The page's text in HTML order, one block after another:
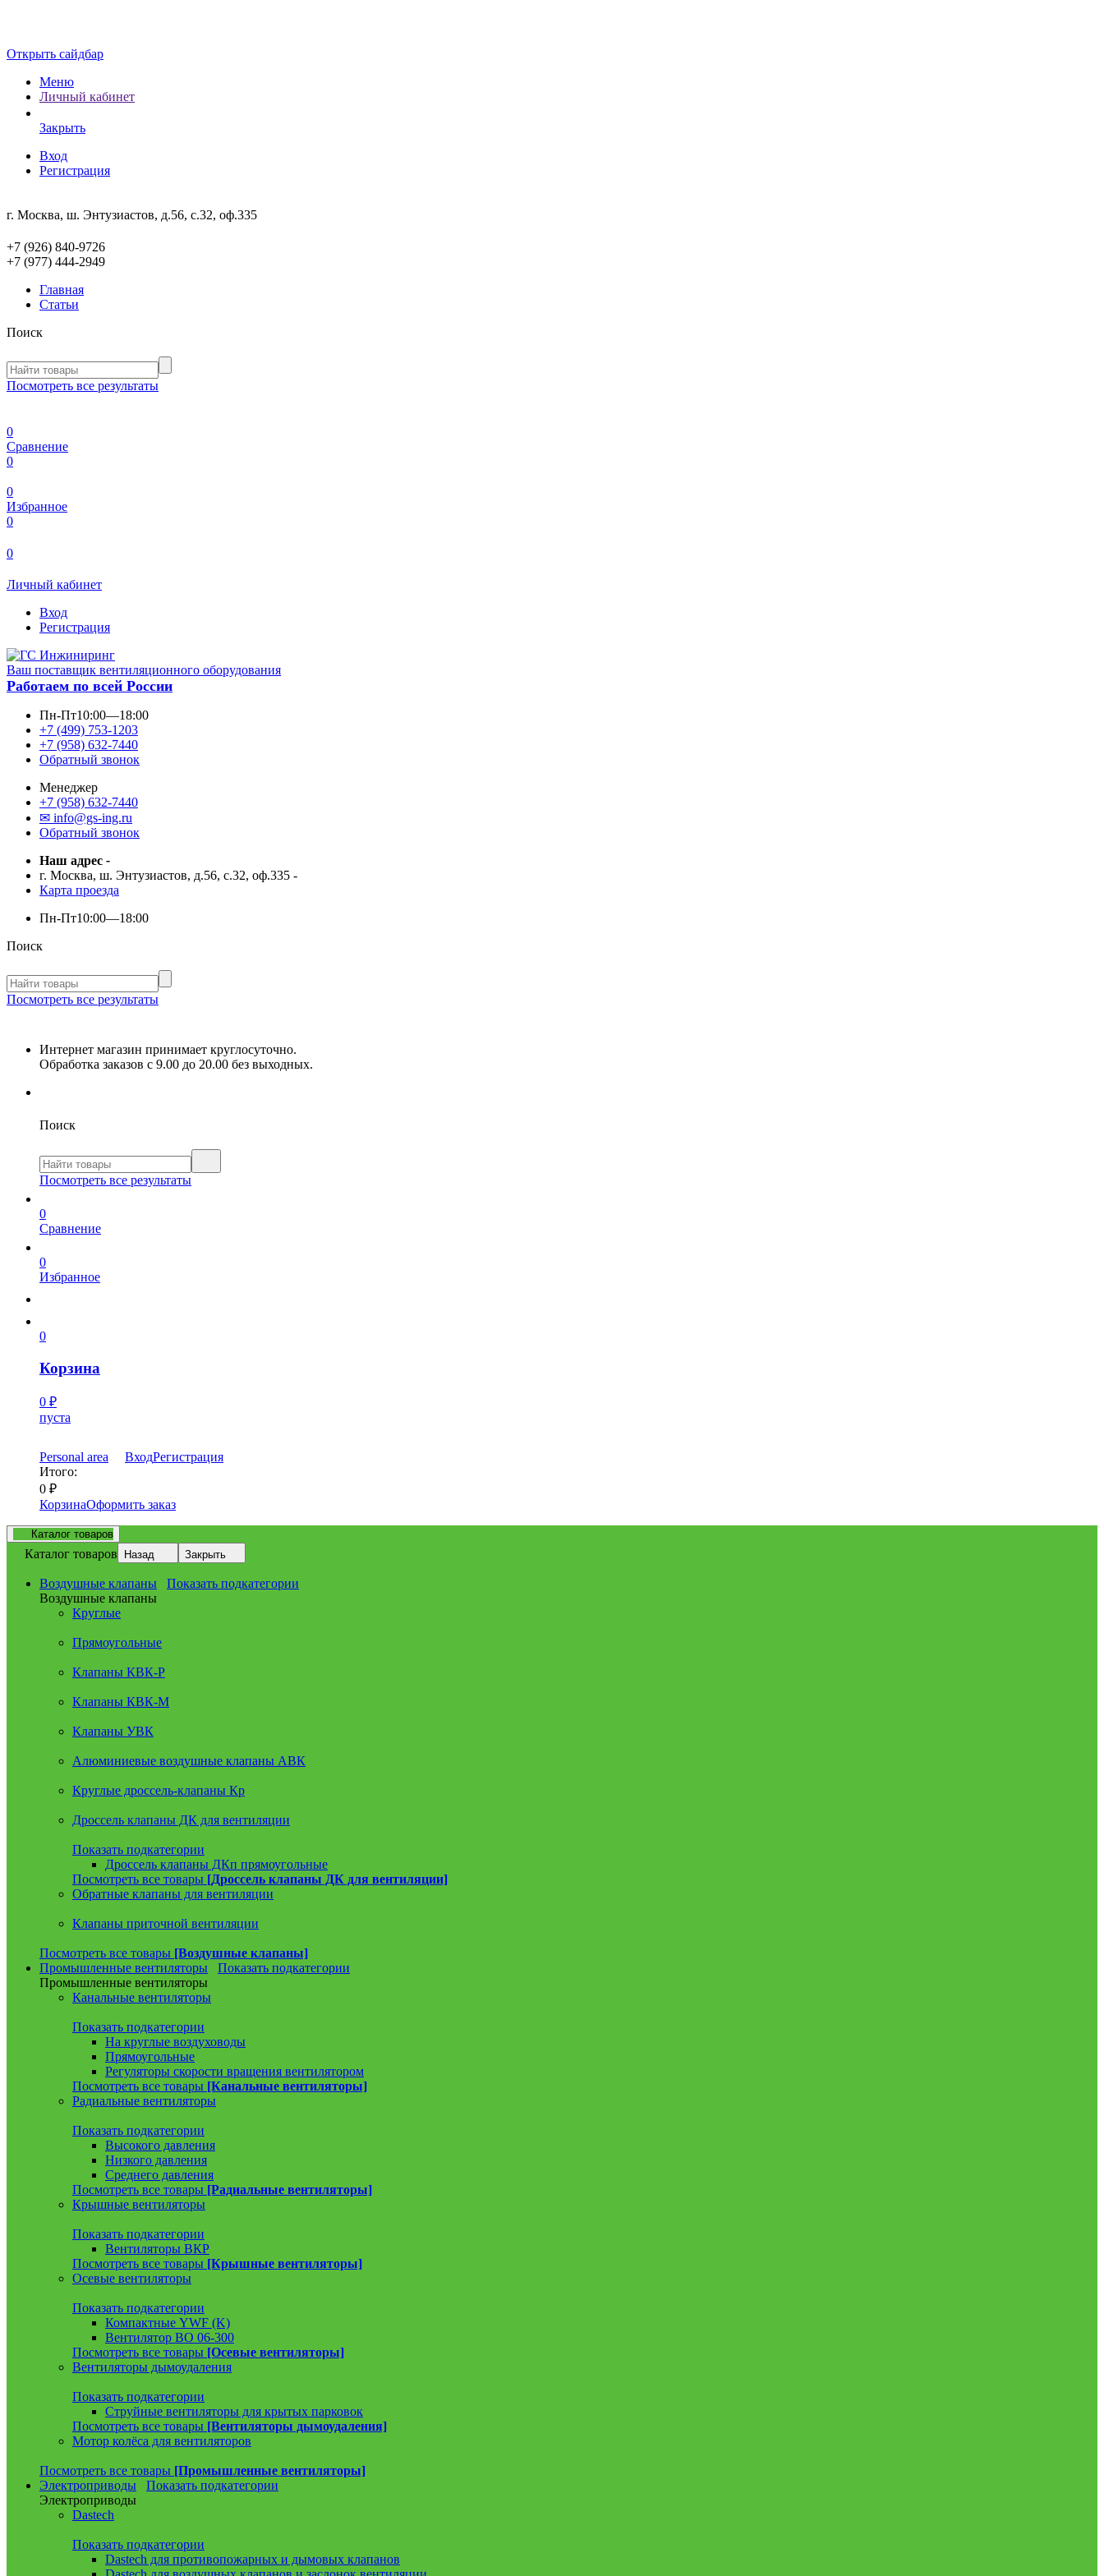
Открыть сайдбар
Меню
Личный кабинет
Закрыть
Вход
Регистрация
г. Москва, ш. Энтузиастов, д.56, с.32, оф.335
+7 (926) 840-9726
+7 (977) 444-2949
Главная
Статьи
Поиск
Посмотреть все результаты
0
Сравнение
0
0
Избранное
0
0
Личный кабинет
Вход
Регистрация
Ваш поставщик вентиляционного оборудования
Работаем по всей России
Пн-Пт10:00—18:00
+7 (499) 753-1203
+7 (958) 632-7440
Обратный звонок
Менеджер
+7 (958) 632-7440
✉ info@gs-ing.ru
Обратный звонок
Наш адрес -
г. Москва, ш. Энтузиастов, д.56, с.32, оф.335 -
Карта проезда
Пн-Пт10:00—18:00
Поиск
Посмотреть все результаты
Интернет магазин принимает круглосуточно.
Обработка заказов с 9.00 до 20.00 без выходных.
Поиск
Посмотреть все результаты
0
Сравнение
0
Избранное
0
Корзина
0 ₽
пуста
Personal area ВходРегистрация
Итого:
0 ₽
КорзинаОформить заказ
Каталог товаров
Каталог товаров Назад Закрыть
Воздушные клапаны
Показать подкатегории
Воздушные клапаны
Круглые
Прямоугольные
Клапаны КВК-Р
Клапаны КВК-М
Клапаны УВК
Алюминиевые воздушные клапаны АВК
Круглые дроссель-клапаны Кр
Дроссель клапаны ДК для вентиляции
Показать подкатегории
Дроссель клапаны ДКп прямоугольные
Посмотреть все товары [Дроссель клапаны ДК для вентиляции]
Обратные клапаны для вентиляции
Клапаны приточной вентиляции
Посмотреть все товары [Воздушные клапаны]
Промышленные вентиляторы
Показать подкатегории
Промышленные вентиляторы
Канальные вентиляторы
Показать подкатегории
На круглые воздуховоды
Прямоугольные
Регуляторы скорости вращения вентилятором
Посмотреть все товары [Канальные вентиляторы]
Радиальные вентиляторы
Показать подкатегории
Высокого давления
Низкого давления
Среднего давления
Посмотреть все товары [Радиальные вентиляторы]
Крышные вентиляторы
Показать подкатегории
Вентиляторы ВКР
Посмотреть все товары [Крышные вентиляторы]
Осевые вентиляторы
Показать подкатегории
Компактные YWF (K)
Вентилятор ВО 06-300
Посмотреть все товары [Осевые вентиляторы]
Вентиляторы дымоудаления
Показать подкатегории
Струйные вентиляторы для крытых парковок
Посмотреть все товары [Вентиляторы дымоудаления]
Мотор колёса для вентиляторов
Посмотреть все товары [Промышленные вентиляторы]
Электроприводы
Показать подкатегории
Электроприводы
Dastech
Показать подкатегории
Dastech для противопожарных и дымовых клапанов